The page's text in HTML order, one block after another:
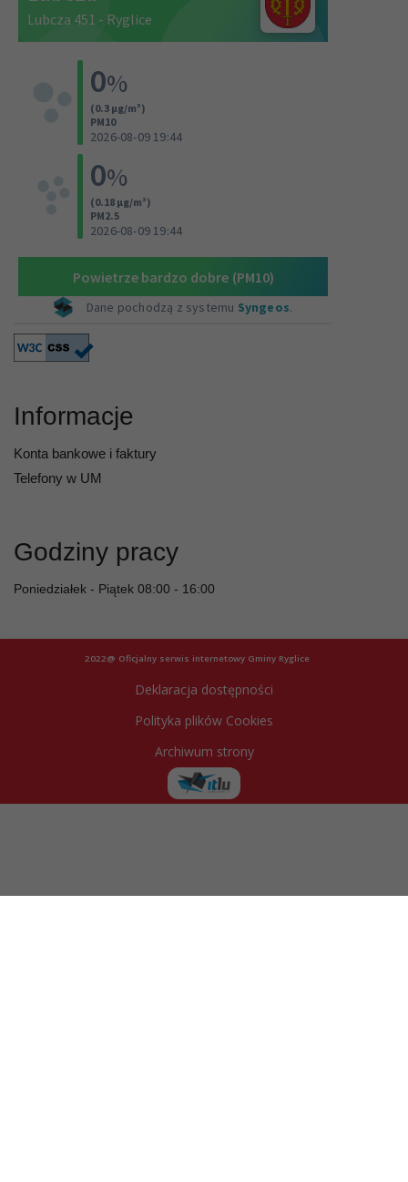
Informacje
Konta bankowe i faktury
Telefony w UM
Godziny pracy
Poniedziałek - Piątek 08:00 - 16:00
2022@ Oficjalny serwis internetowy Gminy Ryglice
Deklaracja dostępności
Polityka plików Cookies
Archiwum strony